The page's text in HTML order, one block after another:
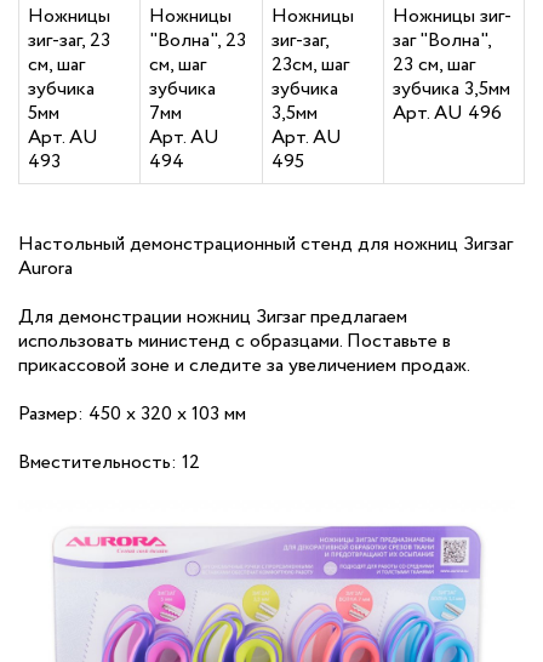
Ножницы
зиг-заг, 23
см, шаг
зубчика
5мм
Арт. AU
493
Ножницы
"Волна", 23
см, шаг
зубчика
7мм
Арт. AU
494
Ножницы
зиг-заг,
23см, шаг
зубчика
3,5мм
Арт. AU
495
Ножницы зиг-
заг "Волна",
23 см, шаг
зубчика 3,5мм
Арт. AU 496
Настольный демонстрационный стенд для ножниц Зигзаг
Aurora
Для демонстрации ножниц Зигзаг предлагаем
использовать министенд с образцами. Поставьте в
прикассовой зоне и следите за увеличением продаж.
Размер: 450 х 320 х 103 мм
Вместительность: 12